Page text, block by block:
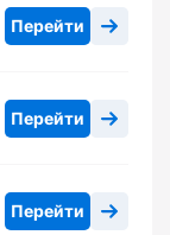
Перейти
Перейти
Перейти